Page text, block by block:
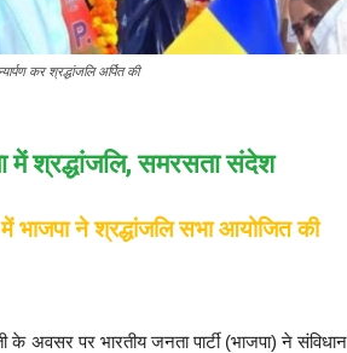
कर श्रद्धांजलि अर्पित की
में श्रद्धांजलि, समरसता संदेश
भाजपा ने श्रद्धांजलि सभा आयोजित की
के अवसर पर भारतीय जनता पार्टी (भाजपा) ने